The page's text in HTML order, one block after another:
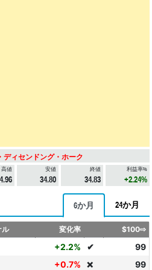
ディセンドング・ホーク
高値 安値
34.80
終値
34.83
利益率%
+2.24%
6か月 24か月
ル 変化率 $100⇨
+2.2% ✔
99
+0.7% ❌
99